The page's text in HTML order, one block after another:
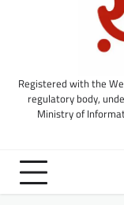
Registered with the
regulatory body,
Ministry of